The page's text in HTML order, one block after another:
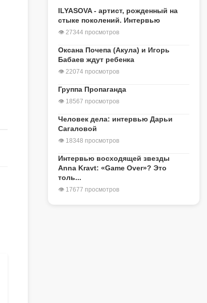
ILYASOVA - артист, рожденный на
стыке поколений. Интервью
👁 27344 просмотров
Оксана Почепа (Акула) и Игорь
Бабаев ждут ребенка
👁 22074 просмотров
Группа Пропаганда
👁 18567 просмотров
Человек дела: интервью Дарьи
Сагаловой
👁 18348 просмотров
Интервью восходящей звезды
Anna Kravt: «Game Over»? Это
толь...
👁 17677 просмотров